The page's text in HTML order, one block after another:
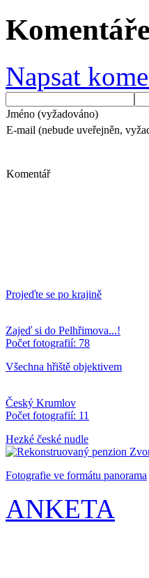
Napsat
Jméno (vyžadováno)
E-mail (nebude uveřejněn,
Komentář
Projeďte se po krajině
Zajeď si do Pelhřimova...!
Počet fotografií: 78
Všechna hřiště objektivem
Český Krumlov
Počet fotografií: 11
Hezké české nudle
Fotografie ve formátu panorama
ANKETA